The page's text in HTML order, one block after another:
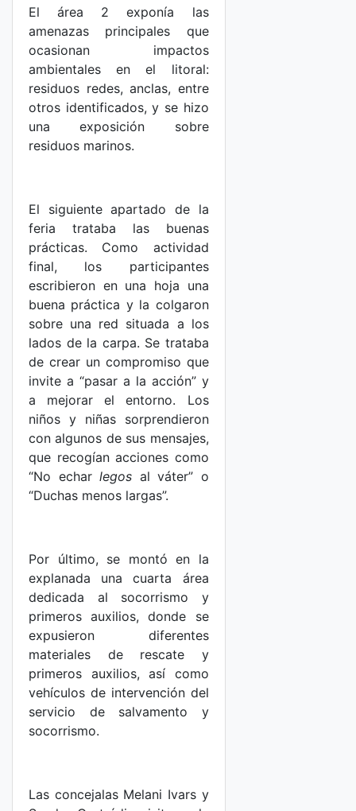
El área 2 exponía las
amenazas principales que
ocasionan impactos
ambientales en el litoral:
residuos redes, anclas, entre
otros identificados, y se hizo
una exposición sobre
residuos marinos.
El siguiente apartado de la
feria trataba las buenas
prácticas. Como actividad
final, los participantes
escribieron en una hoja una
buena práctica y la colgaron
sobre una red situada a los
lados de la carpa. Se trataba
de crear un compromiso que
invite a “pasar a la acción” y
a mejorar el entorno. Los
niños y niñas sorprendieron
con algunos de sus mensajes,
que recogían acciones como
“No echarlegos al váter” o
“Duchas menos largas”.
Por último, se montó en la
explanada una cuarta área
dedicada al socorrismo y
primeros auxilios, donde se
expusieron diferentes
materiales de rescate y
primeros auxilios, así como
vehículos de intervención del
servicio de salvamento y
socorrismo.
Las concejalas Melani Ivars y